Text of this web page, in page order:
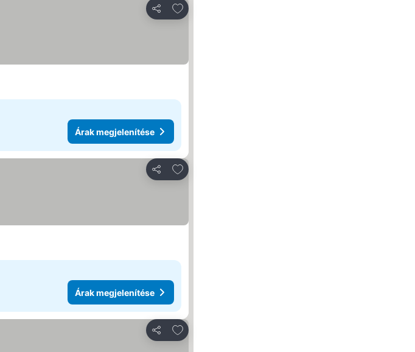
Megosztás
Hozzáadás a kedvencekhez
Árak megjelenítése
Megosztás
Hozzáadás a kedvencekhez
Árak megjelenítése
Megosztás
Hozzáadás a kedvencekhez